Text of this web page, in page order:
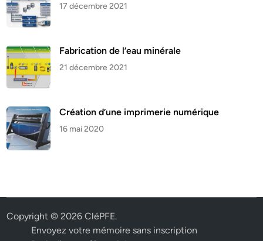
17 décembre 2021
Fabrication de l’eau minérale
21 décembre 2021
Création d’une imprimerie numérique
16 mai 2020
Copyright © 2026CléPFE.
Envoyez votre mémoire sans inscription